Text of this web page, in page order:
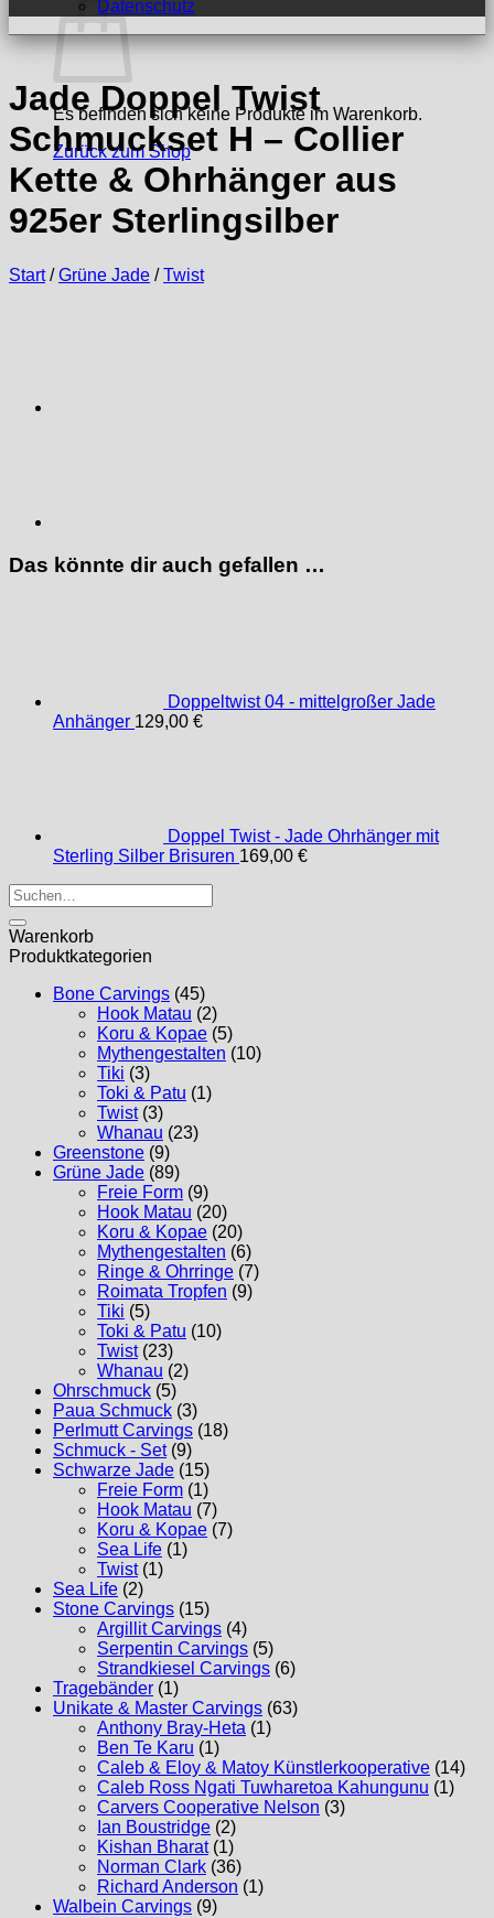
Es befinden sich keine Produkte im Warenkorb.
Zurück zum Shop
Datenschutz
Jade Doppel Twist
Schmuckset H – Collier
Kette & Ohrhänger aus
925er Sterlingsilber
Start / Grüne Jade / Twist
Das könnte dir auch gefallen …
Doppeltwist 04 - mittelgroßer Jade
Anhänger 129,00 €
Doppel Twist - Jade Ohrhänger mit
Sterling Silber Brisuren 169,00 €
Suchen
nach:
Warenkorb
Produktkategorien
Bone Carvings (45)
Hook Matau (2)
Koru & Kopae (5)
Mythengestalten (10)
Tiki (3)
Toki & Patu (1)
Twist (3)
Whanau (23)
Greenstone (9)
Grüne Jade (89)
Freie Form (9)
Hook Matau (20)
Koru & Kopae (20)
Mythengestalten (6)
Ringe & Ohrringe (7)
Roimata Tropfen (9)
Tiki (5)
Toki & Patu (10)
Twist (23)
Whanau (2)
Ohrschmuck (5)
Paua Schmuck (3)
Perlmutt Carvings (18)
Schmuck - Set (9)
Schwarze Jade (15)
Freie Form (1)
Hook Matau (7)
Koru & Kopae (7)
Sea Life (1)
Twist (1)
Sea Life (2)
Stone Carvings (15)
Argillit Carvings (4)
Serpentin Carvings (5)
Strandkiesel Carvings (6)
Tragebänder (1)
Unikate & Master Carvings (63)
Anthony Bray-Heta (1)
Ben Te Karu (1)
Caleb & Eloy & Matoy Künstlerkooperative (14)
Caleb Ross Ngati Tuwharetoa Kahungunu (1)
Carvers Cooperative Nelson (3)
Ian Boustridge (2)
Kishan Bharat (1)
Norman Clark (36)
Richard Anderson (1)
Walbein Carvings (9)